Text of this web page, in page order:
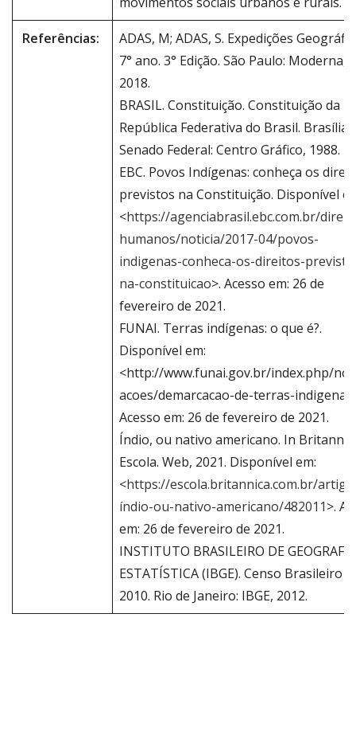
Referências:
ADAS, M; ADAS, S. Expedições
7° ano. 3° Edição. São Paulo: Moderna,
2018.
BRASIL. Constituição. Constituição da
República Federativa do Brasil. Brasília,
Senado Federal: Centro Gráfico, 1988.
EBC. Povos Indígenas: conheça os
previstos na Constituição. Disponível
<https://agenciabrasil.ebc.com.br/
humanos/noticia/2017-04/povos-
indigenas-conheca-os-direitos-
na-constituicao>. Acesso em: 26 de
fevereiro de 2021.
FUNAI. Terras indígenas: o que é?.
Disponível em:
<http://www.funai.gov.br/index.php/
acoes/demarcacao-de-terras-
Acesso em: 26 de fevereiro de 2021.
Índio, ou nativo americano. In
Escola. Web, 2021. Disponível em:
<https://escola.britannica.com.br/
índio-ou-nativo-americano/482011>.
em: 26 de fevereiro de 2021.
INSTITUTO BRASILEIRO DE
ESTATÍSTICA (IBGE). Censo Brasileiro
2010. Rio de Janeiro: IBGE, 2012.